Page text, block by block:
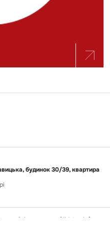
опублікованих на Slidstvo.Info,
будинок 30/39, квартира